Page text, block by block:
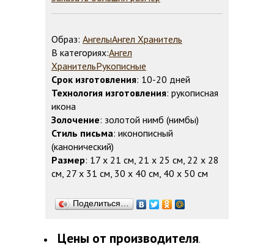
Образ: АнгелыАнгел Хранитель
В категориях:Ангел
ХранительРукописные
Срок изготовления: 10-20 дней
Технология изготовления: рукописная
икона
Золочение: золотой нимб (нимбы)
Стиль письма: иконописный
(канонический)
Размер: 17 х 21 см, 21 х 25 см, 22 х 28
см, 27 х 31 см, 30 х 40 см, 40 х 50 см
Поделиться…
Цены от производителя.